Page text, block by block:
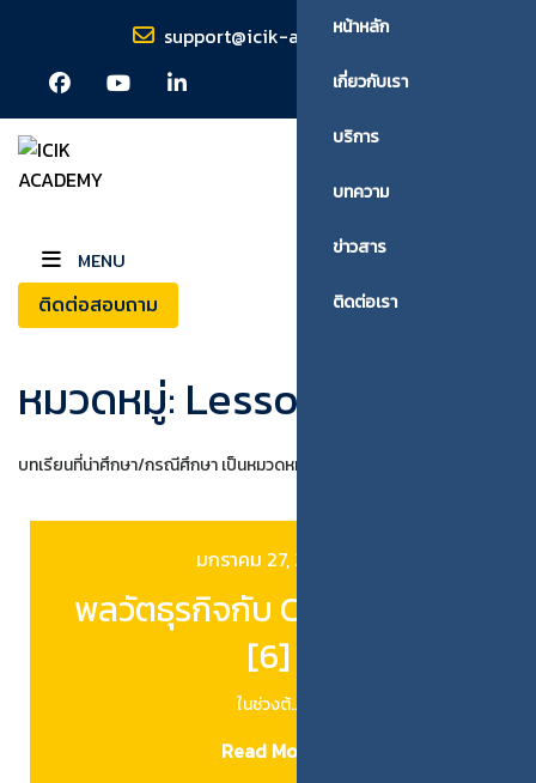
support@icik-academy.com
MENU
หน้าหลัก
เกี่ยวกับเรา
บริการ
บทความ
ข่าวสาร
ติดต่อเรา
ติดต่อสอบถาม
หมวดหมู่: Lesson Learn
บทเรียนที่น่าศึกษา/กรณีศึกษา เป็นหมวดหมู่ย่อยของบทความ
มกราคม 27, 2026
พลวัตธุรกิจกับ CSV ในเกาหลี
[6]
ในช่วงต้…
Read More